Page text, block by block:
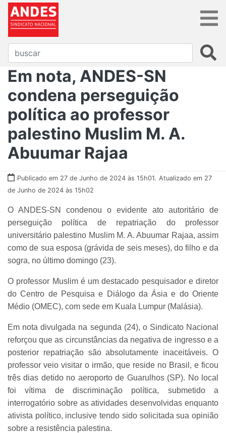
Em nota, ANDES-SN
condena perseguição
política ao professor
palestino Muslim M. A.
Abuumar Rajaa
Publicado em 27 de Junho de 2024 às 15h01. Atualizado em 27
de Junho de 2024 às 15h02
O ANDES-SN condenou o evidente ato autoritário de
perseguição política de repatriação do professor
universitário palestino Muslim M. A. Abuumar Rajaa, assim
como de sua esposa (grávida de seis meses), do filho e da
sogra, no último domingo (23).
O professor Muslim é um destacado pesquisador e diretor
do Centro de Pesquisa e Diálogo da Ásia e do Oriente
Médio (OMEC), com sede em Kuala Lumpur (Malásia).
Em nota divulgada na segunda (24), o Sindicato Nacional
reforçou que as circunstâncias da negativa de ingresso e a
posterior repatriação são absolutamente inaceitáveis. O
professor veio visitar o irmão, que reside no Brasil, e ficou
três dias detido no aeroporto de Guarulhos (SP). No local
foi vítima de discriminação política, submetido a
interrogatório sobre as atividades desenvolvidas enquanto
ativista político, inclusive tendo sido solicitada sua opinião
sobre a resistência palestina.